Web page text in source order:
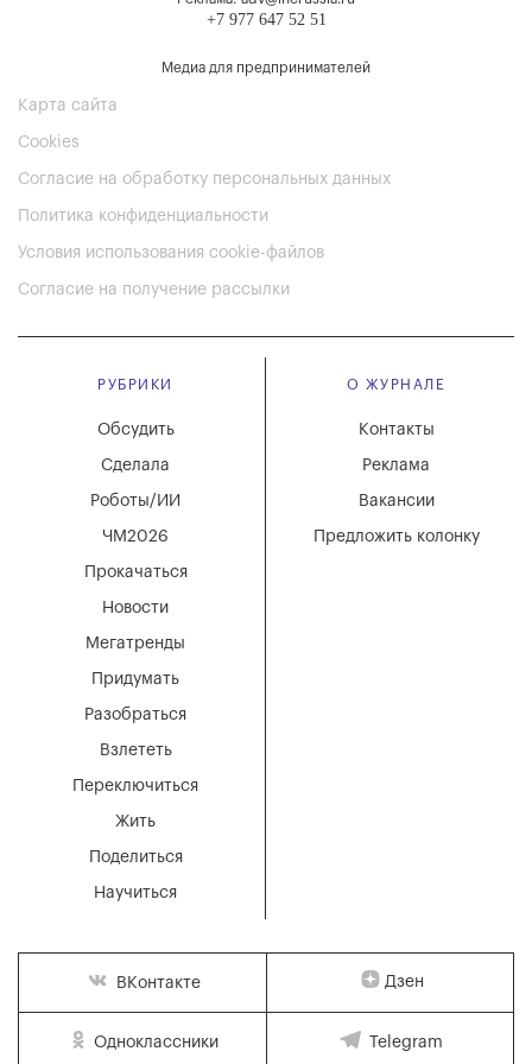
+7 977 647 52 51
Медиа для предпринимателей
Карта сайта
Cookies
Согласие на обработку персональных данных
Политика конфиденциальности
Условия использования cookie-файлов
Согласие на получение рассылки
РУБРИКИ
Мегатренды
Придумать
Разобраться
Взлететь
Новости
Переключиться
Жить
Поделиться
Научиться
Обсудить
Сделала
Роботы/ИИ
ЧМ2026
Прокачаться
О ЖУРНАЛЕ
Вакансии
Реклама
Контакты
Предложить колонку
ВКонтакте Дзен
Одноклассники Telegram